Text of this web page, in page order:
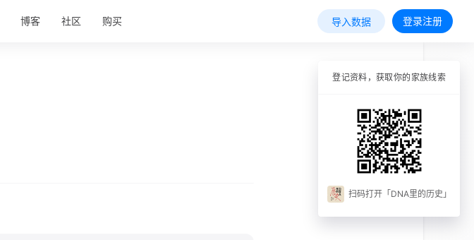
博客 社区 购买 导入数据 登录注册
登记资料，获取你的家族线索
扫码打开「DNA里的历史」